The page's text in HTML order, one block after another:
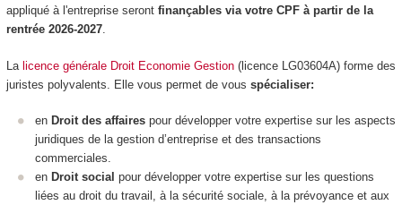
appliqué à l'entreprise seront finançables via votre CPFà partir de la
rentrée 2026-2027.
La licence générale Droit Economie Gestion(licence LG03604A) forme des
juristes polyvalents. Elle vous permet de vous spécialiser:
en Droit des affaires pour développer votre expertise sur les aspects
juridiques de la gestion d’entreprise et des transactions
commerciales.
en Droit social pour développer votre expertise sur les questions
liées au droit du travail, à la sécurité sociale, à la prévoyance et aux